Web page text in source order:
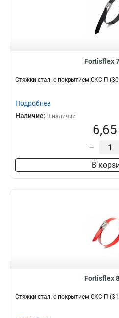
Fortisflex
Стяжки стал. с покрытием СКС-П
Подробнее
Наличие: В наличии
–
В
Fortisflex
Стяжки стал. с покрытием СКС-П